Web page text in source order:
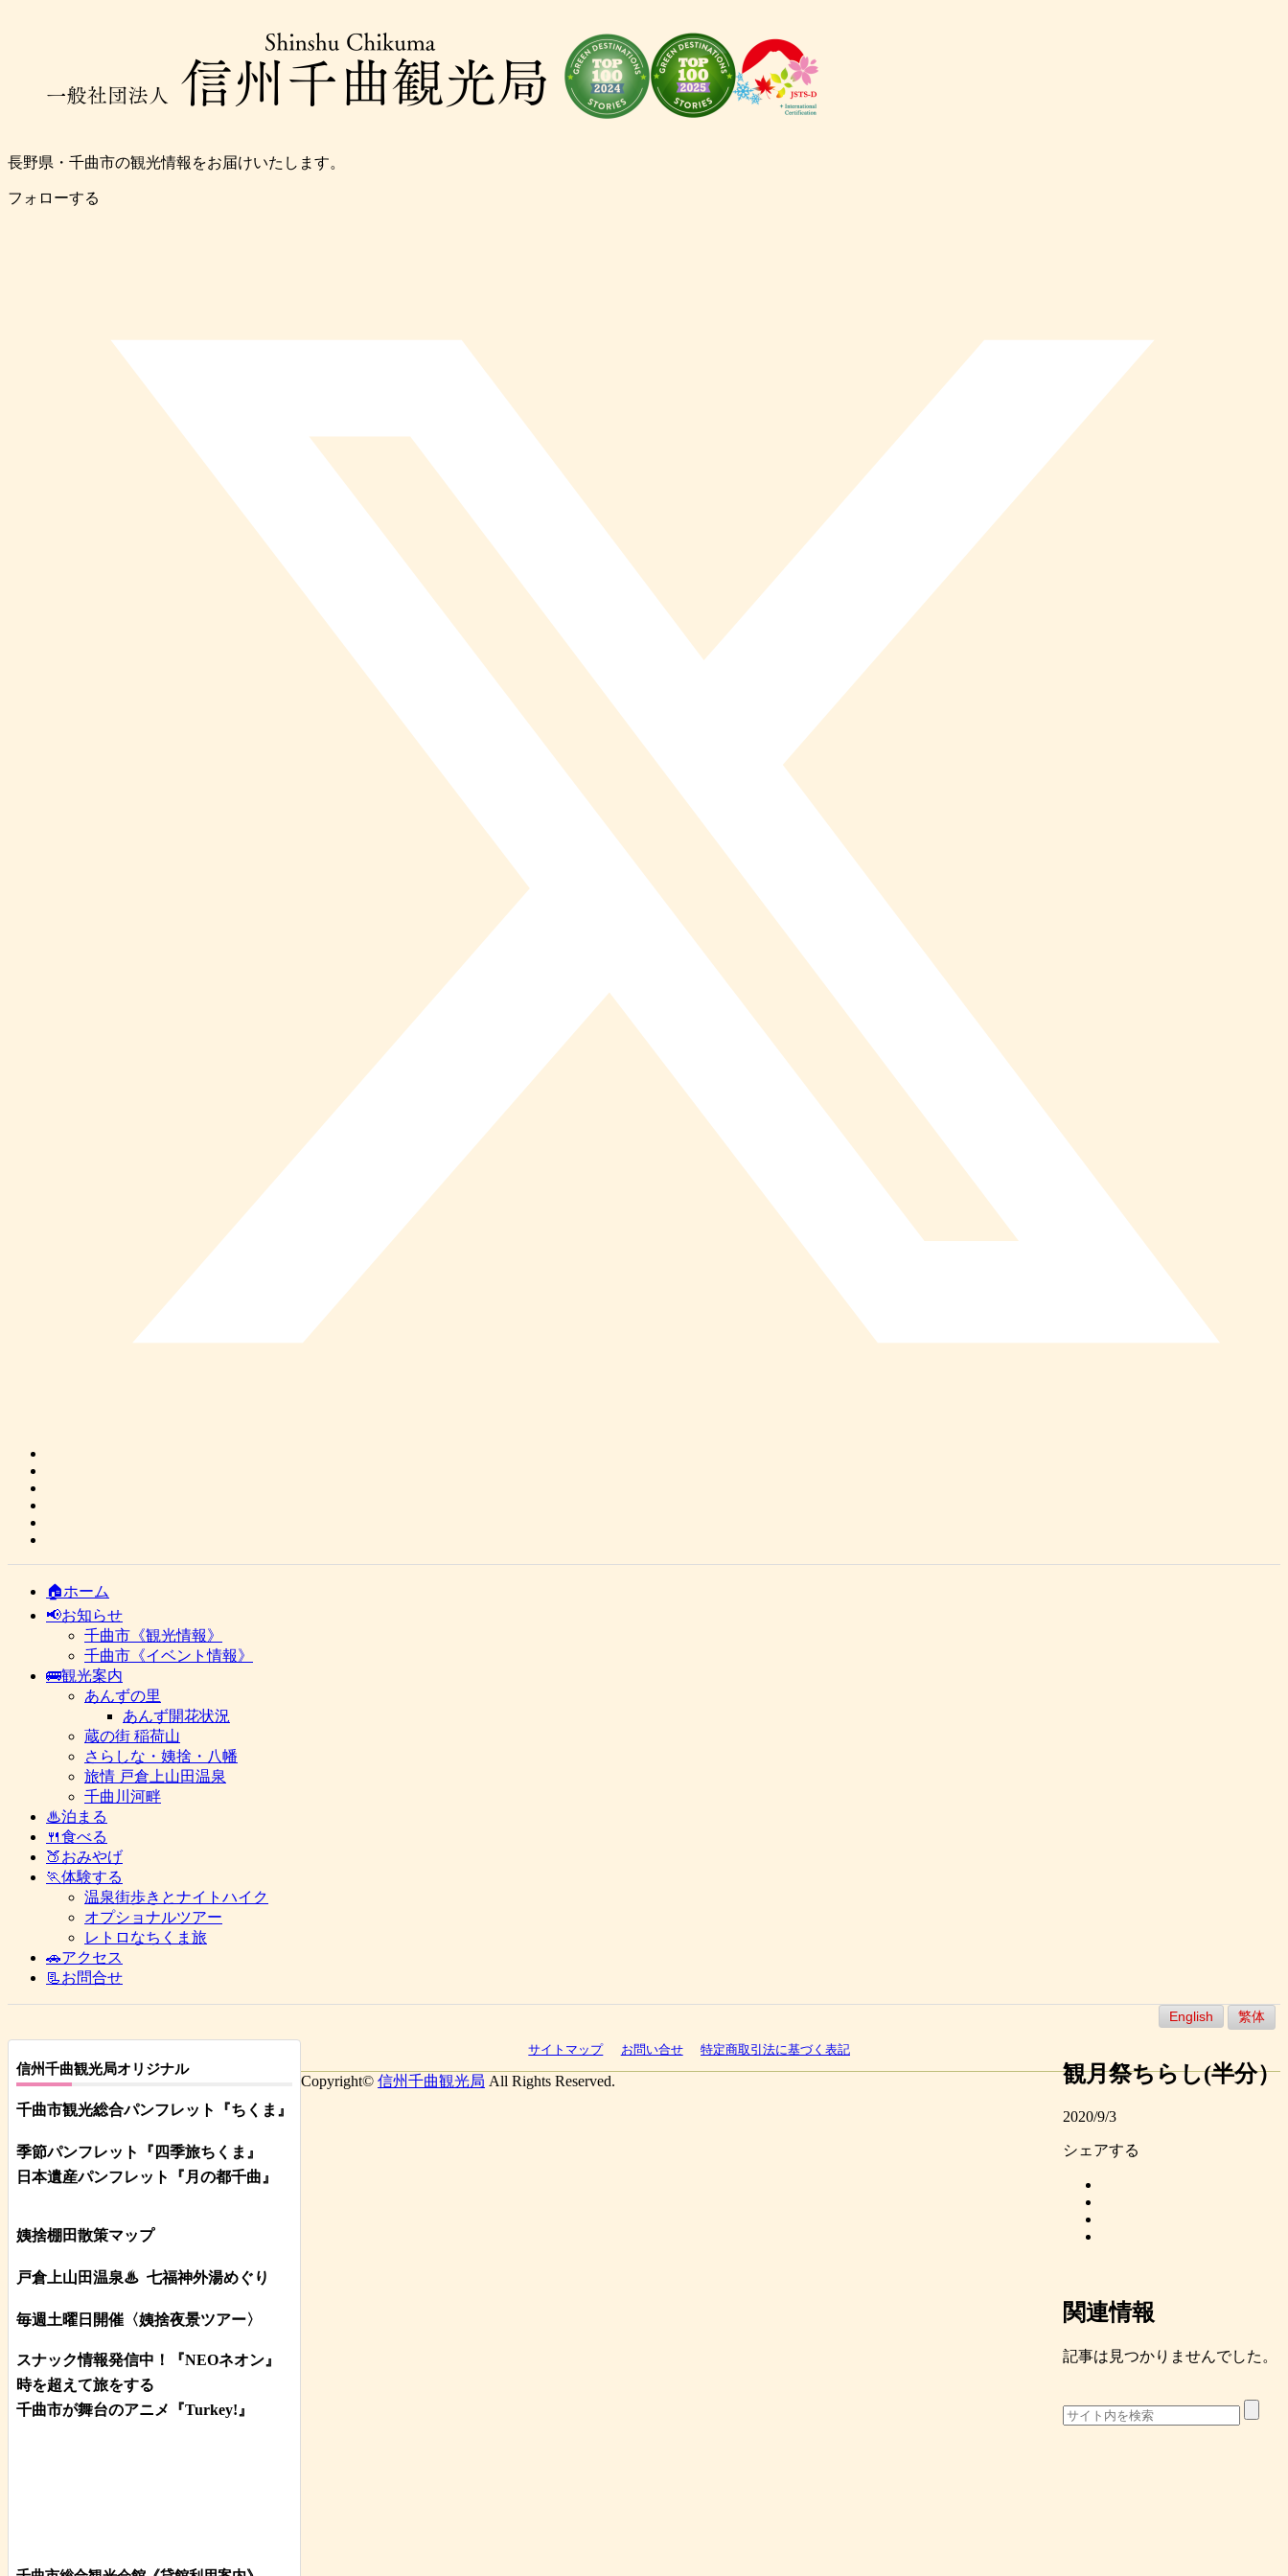
長野県・千曲市の観光情報をお届けいたします。
フォローする
🏠ホーム
📢お知らせ
千曲市《観光情報》
千曲市《イベント情報》
🚌観光案内
あんずの里
あんず開花状況
蔵の街 稲荷山
さらしな・姨捨・八幡
旅情 戸倉上山田温泉
千曲川河畔
♨泊まる
🍴食べる
🍑おみやげ
🏃体験する
温泉街歩きとナイトハイク
オプショナルツアー
レトロなちくま旅
🚗アクセス
📃お問合せ
English 繁体
観月祭ちらし(半分）
2020/9/3
シェアする
関連情報
記事は見つかりませんでした。
信州千曲観光局オリジナル
千曲市観光総合パンフレット 『ちくま』
季節パンフレット『四季旅ちくま』
日本遺産パンフレット
『月の都千曲』
姨捨棚田散策マップ
戸倉上山田温泉♨ 七福神外湯めぐり
毎週土曜日開催〈姨捨夜景ツアー〉
スナック情報発信中！『NEOネオン』
時を超えて旅をする
千曲市が舞台のアニメ『Turkey!』
サイトマップ お問い合せ 特定商取引法に基づく表記
Copyright© 信州千曲観光局 All Rights Reserved.